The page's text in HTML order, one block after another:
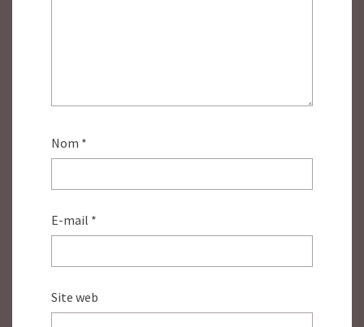
Nom *
E-mail *
Site web